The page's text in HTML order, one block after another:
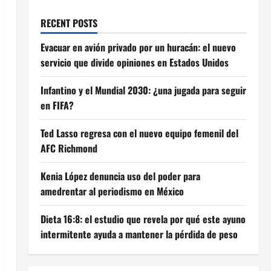
RECENT POSTS
Evacuar en avión privado por un huracán: el nuevo
servicio que divide opiniones en Estados Unidos
Infantino y el Mundial 2030: ¿una jugada para seguir
en FIFA?
Ted Lasso regresa con el nuevo equipo femenil del
AFC Richmond
Kenia López denuncia uso del poder para
amedrentar al periodismo en México
Dieta 16:8: el estudio que revela por qué este ayuno
intermitente ayuda a mantener la pérdida de peso